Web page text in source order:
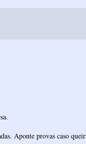
Aponte provas caso